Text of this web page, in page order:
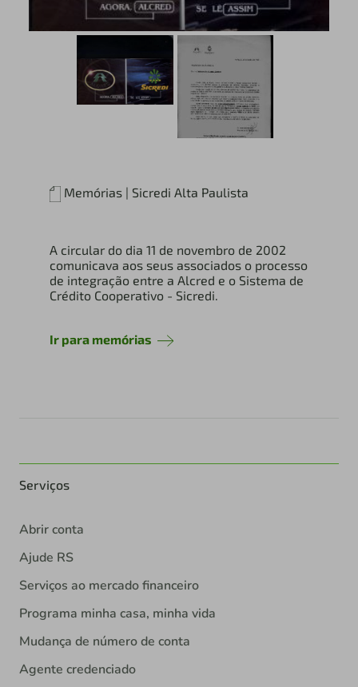
Memórias | Sicredi Alta Paulista
A circular do dia 11 de novembro de 2002
comunicava aos seus associados o processo
de integração entre a Alcred e o Sistema de
Crédito Cooperativo - Sicredi.
Ir para memórias
Serviços
Abrir conta
Ajude RS
Serviços ao mercado financeiro
Programa minha casa, minha vida
Mudança de número de conta
Agente credenciado